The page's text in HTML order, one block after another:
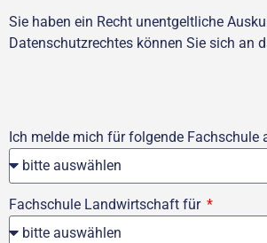
Sie haben ein Recht unentgeltliche
Datenschutzrechtes können Sie sich an
Ich melde mich für folgende Fachschule
Fachschule Landwirtschaft für